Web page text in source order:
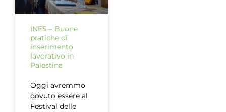
INES – Buone
pratiche di
inserimento
lavorativo in
Palestina
Oggi avremmo
dovuto essere al
Festival delle